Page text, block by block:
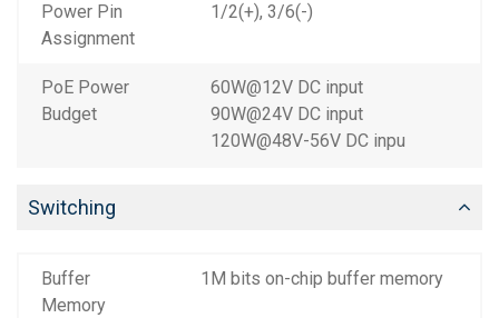
Power Pin
Assignment
1/2(+), 3/6(-)
PoE Power
Budget
60W@12V DC input
90W@24V DC input
120W@48V-56V DC inpu
Switching
Buffer
Memory
1M bits on-chip buffer memory